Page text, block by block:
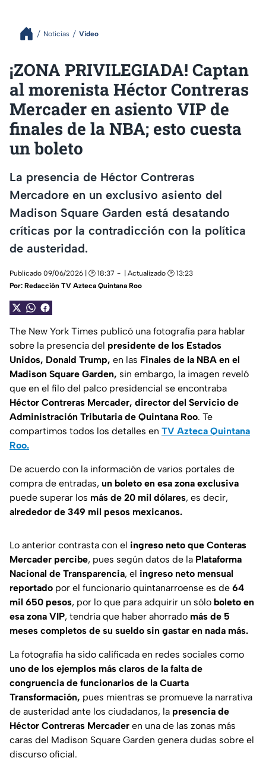
Noticias Video
¡ZONA PRIVILEGIADA! Captan
al morenista Héctor Contreras
Mercader en asiento VIP de
finales de la NBA; esto cuesta
un boleto
La presencia de Héctor Contreras
Mercadore en un exclusivo asiento del
Madison Square Garden está desatando
críticas por la contradicción con la política
de austeridad.
Publicado 09/06/2026 | 🕑 18:37
| Actualizado 🕑 13:23
Por: Redacción TV Azteca Quintana Roo
The New York Times publicó una fotografía para hablar
sobre la presencia del presidente de los Estados
Unidos, Donald Trump, en las Finales de la NBA en el
Madison Square Garden, sin embargo, la imagen reveló
que en el filo del palco presidencial se encontraba
Héctor Contreras Mercader, director del Servicio de
Administración Tributaria de Quintana Roo. Te
compartimos todos los detalles en TV Azteca Quintana
Roo.
De acuerdo con la información de varios portales de
compra de entradas, un boleto en esa zona exclusiva
puede superar los más de 20 mil dólares, es decir,
alrededor de 349 mil pesos mexicanos.
Lo anterior contrasta con el ingreso neto que Conteras
Mercader percibe, pues según datos de la Plataforma
Nacional de Transparencia, el ingreso neto mensual
reportado por el funcionario quintanarroense es de 64
mil 650 pesos, por lo que para adquirir un sólo boleto en
esa zona VIP, tendría que haber ahorrado más de 5
meses completos de su sueldo sin gastar en nada más.
La fotografía ha sido calificada en redes sociales como
uno de los ejemplos más claros de la falta de
congruencia de funcionarios de la Cuarta
Transformación, pues mientras se promueve la narrativa
de austeridad ante los ciudadanos, la presencia de
Héctor Contreras Mercader en una de las zonas más
caras del Madison Square Garden genera dudas sobre el
discurso oficial.